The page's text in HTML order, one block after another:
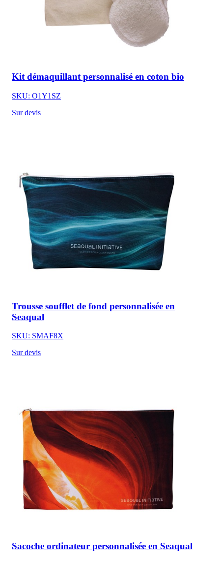
Kit démaquillant personnalisé en coton bio
SKU: O1Y1SZ
Sur devis
Trousse soufflet de fond personnalisée en
Seaqual
SKU: SMAF8X
Sur devis
Sacoche ordinateur personnalisée en Seaqual